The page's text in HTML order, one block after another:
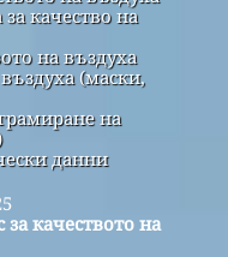
качество на
на въздуха
(маски,
на
данни
качеството на